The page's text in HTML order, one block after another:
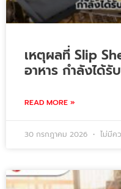
เหตุผลที่ Slip
อาหาร กำลังได้รั
READ MORE »
30 กรกฎาคม 2026 ไม่มีค